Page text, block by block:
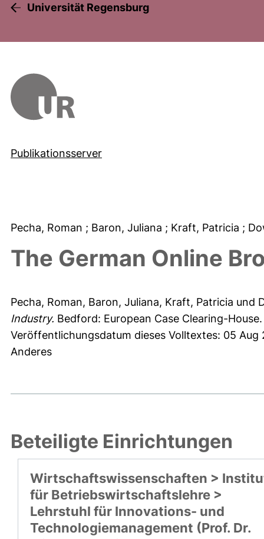
Universität Regensburg
Publikationsserver
Pecha, Roman ; Baron, Juliana ; Kraft, Patricia ;
The German Online
Pecha, Roman, Baron, Juliana, Kraft, Patricia und
Industry. Bedford: European Case Clearing-House.
Veröffentlichungsdatum dieses Volltextes: 05 Aug
Anderes
Beteiligte Einrichtungen
Wirtschaftswissenschaften >
für Betriebswirtschaftslehre >
Lehrstuhl für Innovations- und
Technologiemanagement (Prof. Dr.